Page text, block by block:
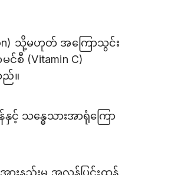
သို့မဟုတ် အကြောသွင်း
စီ (Vitamin C)
ည်။
သန္ဓေသားအာရုံကြော
ားနည်းမှု အလွန်ပြင်းထန်